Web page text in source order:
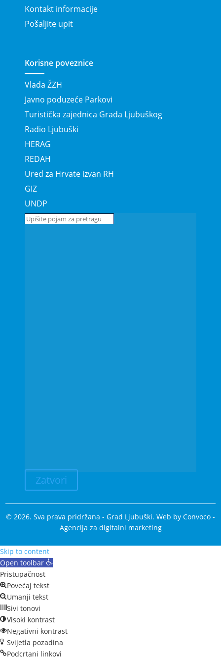
Kontakt informacije
Pošaljite upit
Korisne poveznice
Vlada ŽZH
Javno poduzeće Parkovi
Turistička zajednica Grada Ljubuškog
Radio Ljubuški
HERAG
REDAH
Ured za Hrvate izvan RH
GIZ
UNDP
Zatvori
© 2026. Sva prava pridržana - Grad Ljubuški. Web by Convoco -
Agencija za digitalni marketing
Skip to content
Open toolbar
Pristupačnost
Povećaj tekst
Umanji tekst
Sivi tonovi
Visoki kontrast
Negativni kontrast
Svijetla pozadina
Podcrtani linkovi